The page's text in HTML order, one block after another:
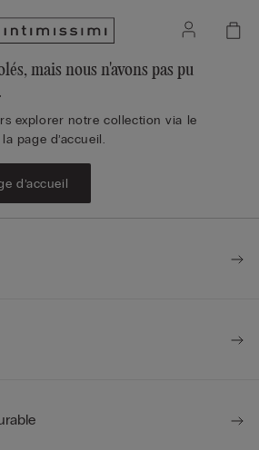
mais nous n'avons pas pu
explorer notre collection via le
page d’accueil.
d’accueil